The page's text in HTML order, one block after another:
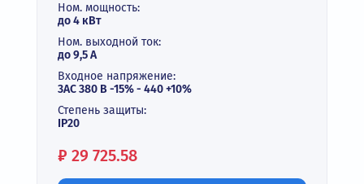
Ном. мощность:
до 4 кВт
Ном. выходной ток:
до 9,5 А
Входное напряжение:
3АС 380 В -15% - 440 +10%
Степень защиты:
IP20
Цена:
₽ 29 725.58